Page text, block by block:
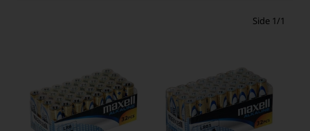
Side 1/1